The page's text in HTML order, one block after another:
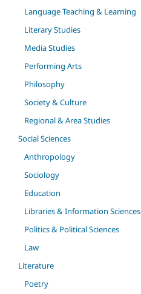
Language Teaching & Learning
Literary Studies
Media Studies
Performing Arts
Philosophy
Society & Culture
Regional & Area Studies
Social Sciences
Anthropology
Sociology
Education
Libraries & Information Sciences
Politics & Political Sciences
Law
Literature
Poetry